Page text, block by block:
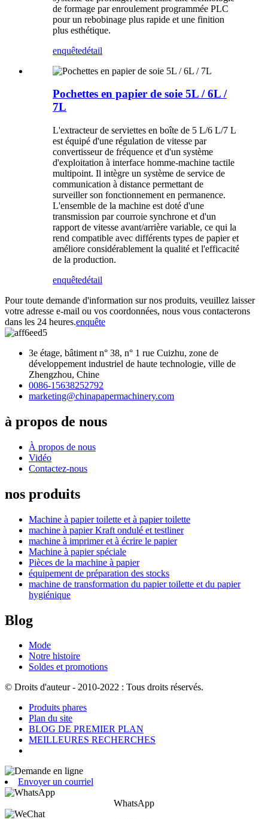
de formage par enroulement programmée PLC
pour un rebobinage plus rapide et une finition
plus esthétique.
enquêtedétail
Pochettes en papier de soie 5L / 6L /
7L
L'extracteur de serviettes en boîte de 5 L/6 L/7 L
est équipé d'une régulation de vitesse par
convertisseur de fréquence et d'un système
d'exploitation à interface homme-machine tactile
multipoint. Il intègre un système de service de
communication à distance permettant de
surveiller son fonctionnement en permanence.
L'ensemble de la machine est doté d'une
transmission par courroie synchrone et d'un
rapport de vitesse avant/arrière variable, ce qui la
rend compatible avec différents types de papier et
améliore considérablement la qualité et l'efficacité
de la production.
enquêtedétail
Pour toute demande d'information sur nos produits, veuillez laisser
votre adresse e-mail ou vos coordonnées, nous vous contacterons
dans les 24 heures.enquête
3e étage, bâtiment n° 38, n° 1 rue Cuizhu, zone de
développement industriel de haute technologie, ville de
Zhengzhou, Chine
0086-15638252792
marketing@chinapapermachinery.com
à propos de nous
À propos de nous
Vidéo
Contactez-nous
nos produits
Machine à papier toilette et à papier toilette
machine à papier Kraft ondulé et testliner
machine à imprimer et à écrire le papier
Machine à papier spéciale
Pièces de la machine à papier
équipement de préparation des stocks
machine de transformation du papier toilette et du papier
hygiénique
Blog
Mode
Notre histoire
Soldes et promotions
© Droits d'auteur - 2010-2022 : Tous droits réservés.
Produits phares
Plan du site
BLOG DE PREMIER PLAN
MEILLEURES RECHERCHES
Envoyer un courriel
WhatsApp